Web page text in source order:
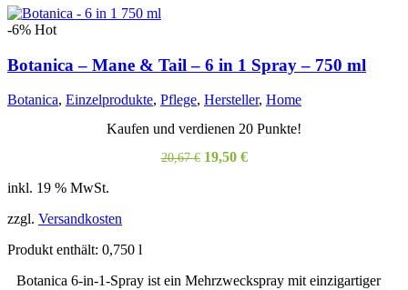
-6% Hot
Botanica – Mane & Tail – 6 in 1 Spray – 750 ml
Botanica, Einzelprodukte, Pflege, Hersteller, Home
Kaufen und verdienen 20 Punkte!
20,67€ Ursprünglicher
19,50 €Aktueller
inkl. 19 % MwSt.
zzgl. Versandkosten
Produkt enthält: 0,750 l
Botanica 6-in-1-Spray ist ein Mehrzweckspray mit einzigartiger